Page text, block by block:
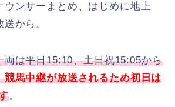
ウンサーまとめ、はじめに地上
から。
両は平日15:10、土日祝15:05から
競馬中継が放送されるため初日は
。